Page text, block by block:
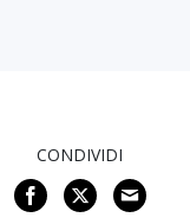
CONDIVIDI